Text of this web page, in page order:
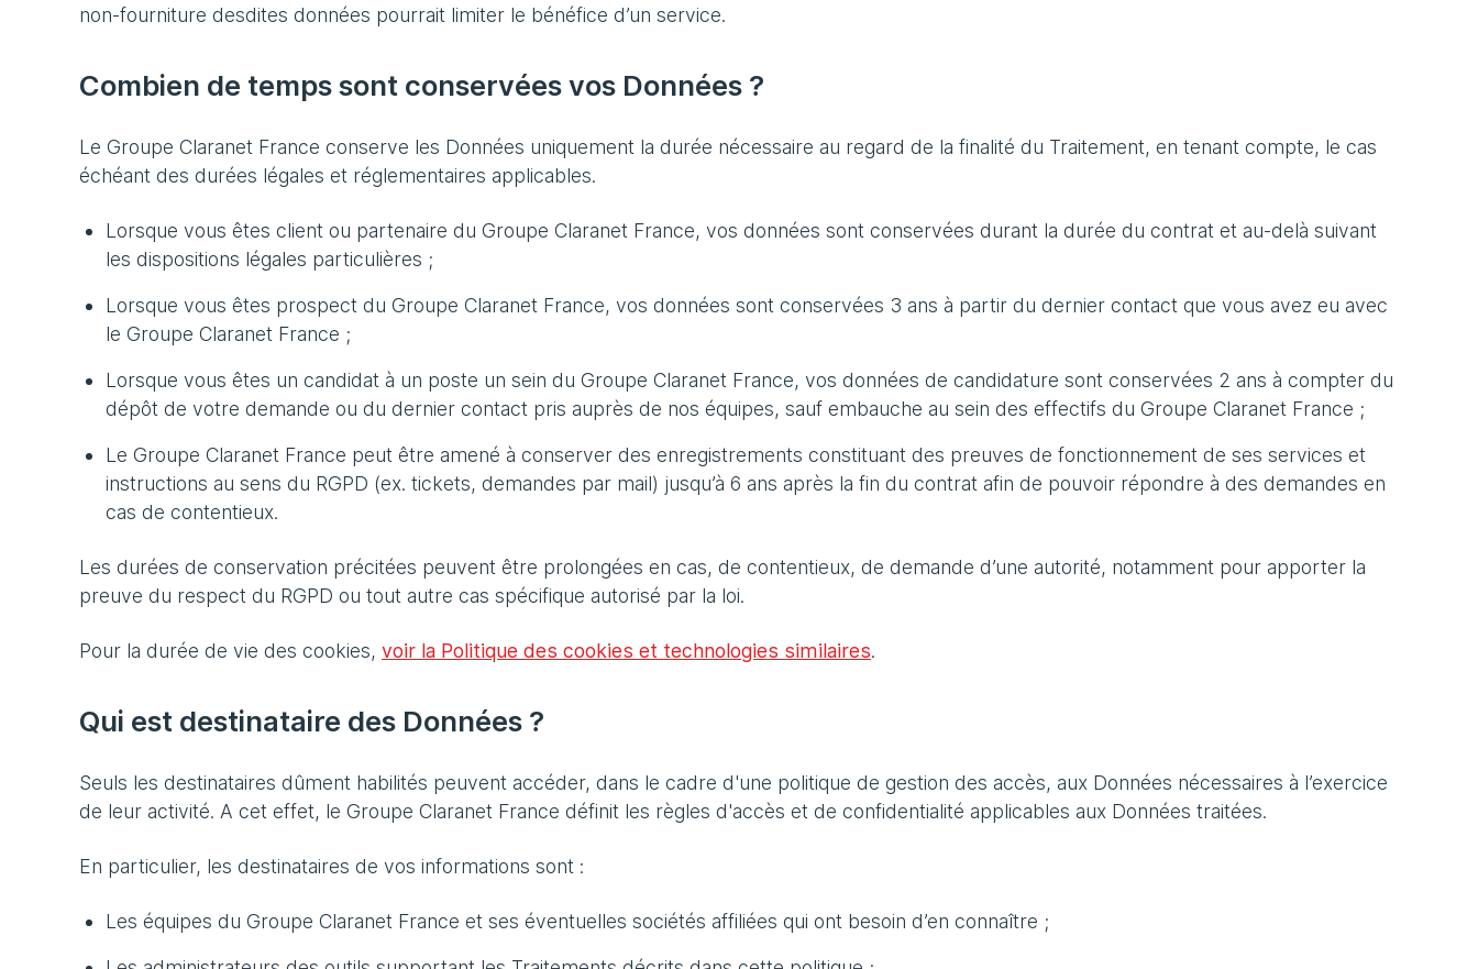
non-fourniture desdites données pourrait limiter le bénéfice d’un service.
Combien de temps sont conservées vos Données ?
Le Groupe Claranet France conserve les Données uniquement la durée nécessaire au regard de la finalité du Traitement, en tenant compte, le cas
échéant des durées légales et réglementaires applicables.
Lorsque vous êtes client ou partenaire du Groupe Claranet France, vos données sont conservées durant la durée du contrat et au-delà suivant
les dispositions légales particulières ;
Lorsque vous êtes prospect du Groupe Claranet France, vos données sont conservées 3 ans à partir du dernier contact que vous avez eu avec
le Groupe Claranet France ;
Lorsque vous êtes un candidat à un poste un sein du Groupe Claranet France, vos données de candidature sont conservées 2 ans à compter du
dépôt de votre demande ou du dernier contact pris auprès de nos équipes, sauf embauche au sein des effectifs du Groupe Claranet France ;
Le Groupe Claranet France peut être amené à conserver des enregistrements constituant des preuves de fonctionnement de ses services et
instructions au sens du RGPD (ex. tickets, demandes par mail) jusqu’à 6 ans après la fin du contrat afin de pouvoir répondre à des demandes en
cas de contentieux.
Les durées de conservation précitées peuvent être prolongées en cas, de contentieux, de demande d’une autorité, notamment pour apporter la
preuve du respect du RGPD ou tout autre cas spécifique autorisé par la loi.
Pour la durée de vie des cookies, voir la Politique des cookies et technologies similaires.
Qui est destinataire des Données ?
Seuls les destinataires dûment habilités peuvent accéder, dans le cadre d'une politique de gestion des accès, aux Données nécessaires à l’exercice
de leur activité. A cet effet, le Groupe Claranet France définit les règles d'accès et de confidentialité applicables aux Données traitées.
En particulier, les destinataires de vos informations sont :
Les équipes du Groupe Claranet France et ses éventuelles sociétés affiliées qui ont besoin d’en connaître ;